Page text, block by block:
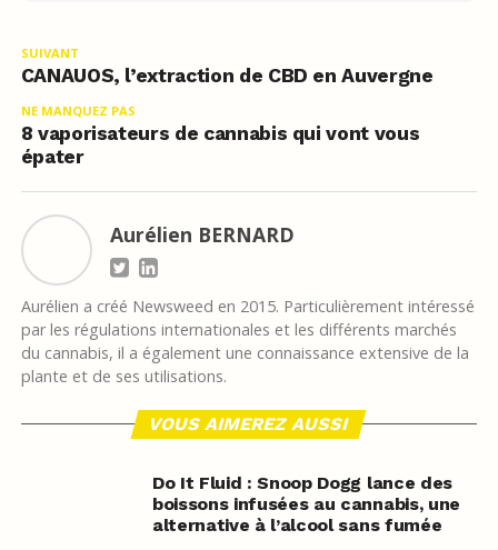
SUIVANT
CANAUOS, l’extraction de CBD en Auvergne
NE MANQUEZ PAS
8 vaporisateurs de cannabis qui vont vous
épater
Aurélien BERNARD
Aurélien a créé Newsweed en 2015. Particulièrement intéressé
par les régulations internationales et les différents marchés
du cannabis, il a également une connaissance extensive de la
plante et de ses utilisations.
VOUS AIMEREZ AUSSI
Do It Fluid : Snoop Dogg lance des
boissons infusées au cannabis, une
alternative à l’alcool sans fumée